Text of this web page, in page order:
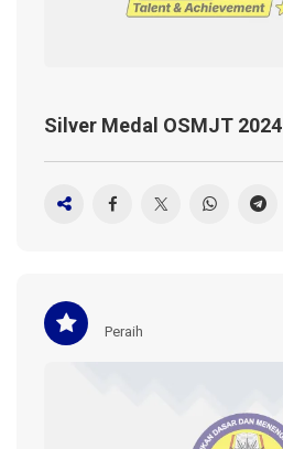
Silver Medal OSMJT 2024
Peraih